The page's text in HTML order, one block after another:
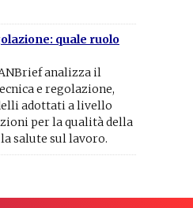
quale ruolo
analizza il
e regolazione,
adottati a livello
per la qualità della
salute sul lavoro.